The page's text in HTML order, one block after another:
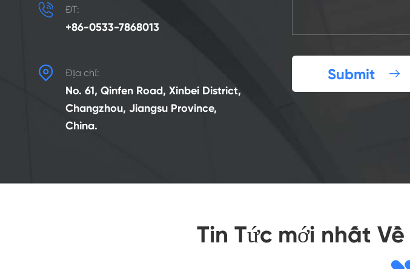
 ĐT:
+86-0533-7868013
 Địa chỉ:
No. 61, Qinfen Road, Xinbei District,
Changzhou, Jiangsu Province,
China.
Submit 
Tin Tức mới nhất